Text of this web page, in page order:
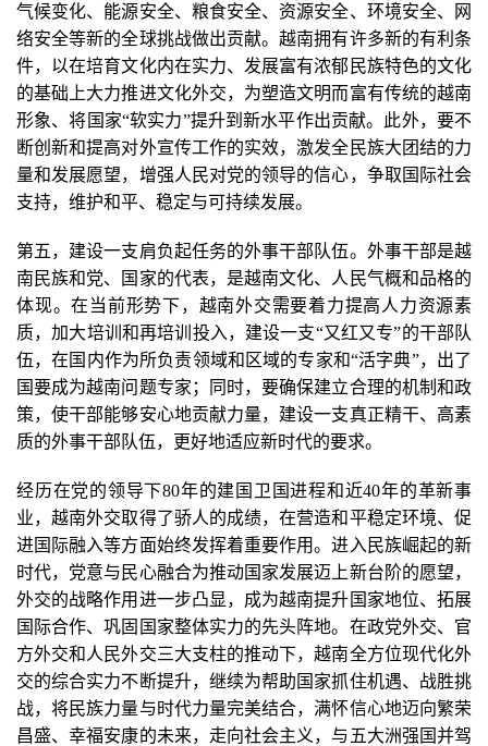
气候变化、能源安全、粮食安全、资源安全、环境安全、网
络安全等新的全球挑战做出贡献。越南拥有许多新的有利条
件，以在培育文化内在实力、发展富有浓郁民族特色的文化
的基础上大力推进文化外交，为塑造文明而富有传统的越南
形象、将国家“软实力”提升到新水平作出贡献。此外，要不
断创新和提高对外宣传工作的实效，激发全民族大团结的力
量和发展愿望，增强人民对党的领导的信心，争取国际社会
支持，维护和平、稳定与可持续发展。
第五，建设一支肩负起任务的外事干部队伍。外事干部是越
南民族和党、国家的代表，是越南文化、人民气概和品格的
体现。在当前形势下，越南外交需要着力提高人力资源素
质，加大培训和再培训投入，建设一支“又红又专”的干部队
伍，在国内作为所负责领域和区域的专家和“活字典”，出了
国要成为越南问题专家；同时，要确保建立合理的机制和政
策，使干部能够安心地贡献力量，建设一支真正精干、高素
质的外事干部队伍，更好地适应新时代的要求。
经历在党的领导下80年的建国卫国进程和近40年的革新事
业，越南外交取得了骄人的成绩，在营造和平稳定环境、促
进国际融入等方面始终发挥着重要作用。进入民族崛起的新
时代，党意与民心融合为推动国家发展迈上新台阶的愿望，
外交的战略作用进一步凸显，成为越南提升国家地位、拓展
国际合作、巩固国家整体实力的先头阵地。在政党外交、官
方外交和人民外交三大支柱的推动下，越南全方位现代化外
交的综合实力不断提升，继续为帮助国家抓住机遇、战胜挑
战，将民族力量与时代力量完美结合，满怀信心地迈向繁荣
昌盛、幸福安康的未来，走向社会主义，与五大洲强国并驾